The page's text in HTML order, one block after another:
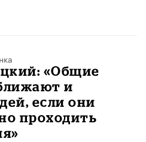
«Общие
и
если они
проходить